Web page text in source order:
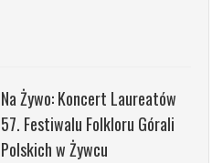
Na Żywo: Koncert Laureatów
57. Festiwalu Folkloru Górali
Polskich w Żywcu